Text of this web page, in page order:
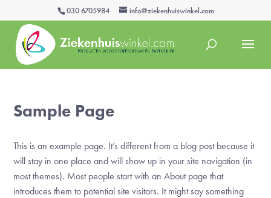
030 6705984 info@ziekenhuiswinkel.com
Sample Page
This is an example page. It’s different from a blog post because it
will stay in one place and will show up in your site navigation (in
most themes). Most people start with an About page that
introduces them to potential site visitors. It might say something